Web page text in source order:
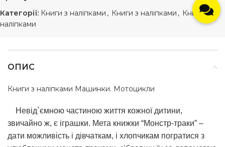
Категорії: Книги з наліпками , Книги з наліпками , Книжки з
наліпками
ОПИС
Книги з наліпками Машинки. Мотоцикли
Невід`ємною частиною життя кожної дитини,
звичайно ж, є іграшки. Мета книжки “Монстр-траки” –
дати можливість і дівчаткам, і хлопчикам погратися з